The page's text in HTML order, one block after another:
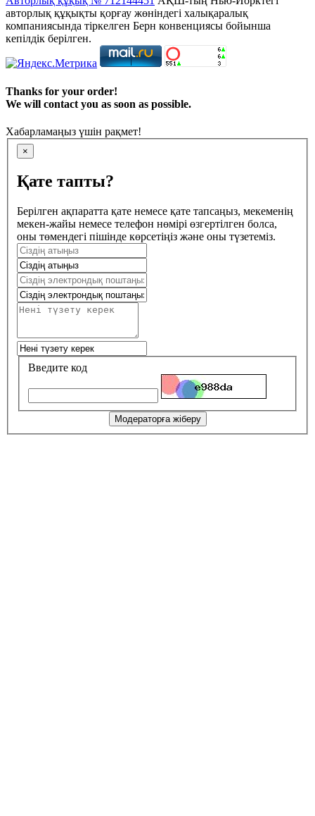
авторлық құқықты қорғау жөніндегі халықаралық
компаниясында тіркелген Берн конвенциясы бойынша
кепілдік берілген.
Thanks for your order!
We will contact you as soon as possible.
Хабарламаңыз үшін рақмет!
×
Қате тапты?
Берілген ақпаратта қате немесе қате тапсаңыз, мекеменің
мекен-жайы немесе телефон нөмірі өзгертілген болса,
оны төмендегі пішінде көрсетіңіз және оны түзетеміз.
Введите код
Модераторға жіберу